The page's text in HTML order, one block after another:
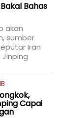
Bahas
akan
sumber
Iran
Jinping
Capai